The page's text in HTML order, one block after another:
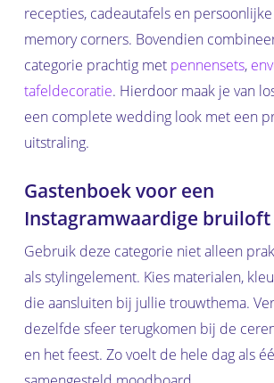
recepties, cadeautafels en
memory corners. Bovendien
categorie prachtig met pennensets,
tafeldecoratie. Hierdoor maak je van
een complete wedding look met een
uitstraling.
Gastenboek voor een
Instagramwaardige bruiloft
Gebruik deze categorie niet alleen
als stylingelement. Kies materialen,
die aansluiten bij jullie trouwthema.
dezelfde sfeer terugkomen bij de
en het feest. Zo voelt de hele dag als